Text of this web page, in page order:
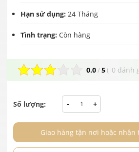
Hạn sử dụng: 24 Tháng
Tình trạng: Còn hàng
0.0 /5( 0 đánh
Số lượng: - +
Giao hàng tận nơi hoặc nhận